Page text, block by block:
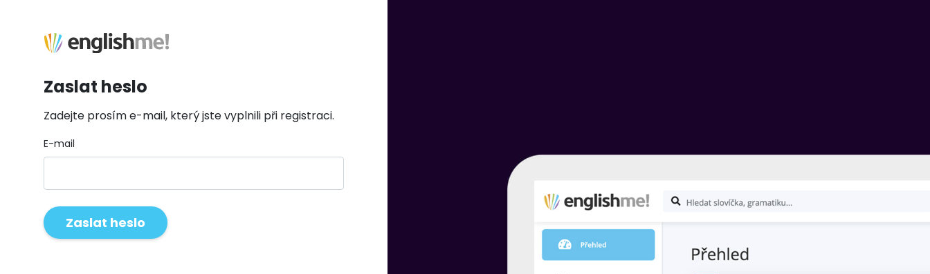
Zaslat heslo
Zadejte prosím e-mail, který jste vyplnili při registraci.
E-mail